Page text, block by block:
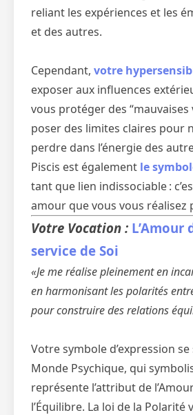
reliant les expériences et les
et des autres.
Cependant, votre
exposer aux influences
vous protéger des “mauvaises
poser des limites claires pour
perdre dans l’énergie des
Piscis est également le
tant que lien indissociable :
amour que vous vous réalisez
Votre Vocation : L’Amour
service de Soi
«Je me réalise pleinement en
en harmonisant les polarités
pour construire des relations
Votre symbole d’expression
Monde Psychique, qui
représente l’attribut de
l’Équilibre. La loi de la Polarité